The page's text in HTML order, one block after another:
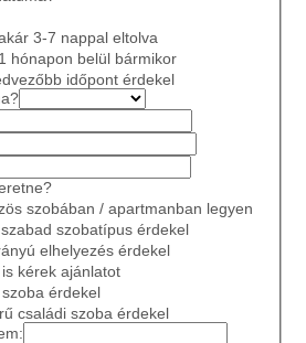
3-7 nappal eltolva
hónapon belül bármikor
időpont érdekel
szobában / apartmanban legyen
szobatípus érdekel
elhelyezés érdekel
kérek ajánlatot
érdekel
családi szoba érdekel